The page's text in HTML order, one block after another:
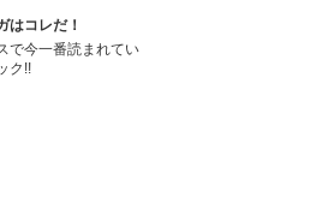
はコレだ！
で今一番読まれてい
ク!!